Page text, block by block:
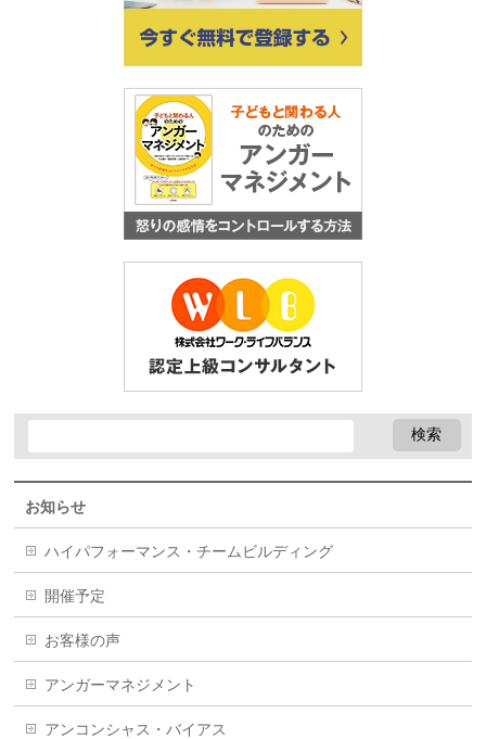
お知らせ
ハイパフォーマンス・チームビルディング
開催予定
お客様の声
アンガーマネジメント
アンコンシャス・バイアス